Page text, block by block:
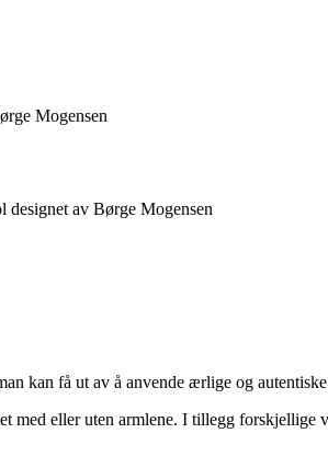
designet av Børge Mogensen
kan få ut av å anvende ærlige og
med eller uten armlene. I tillegg